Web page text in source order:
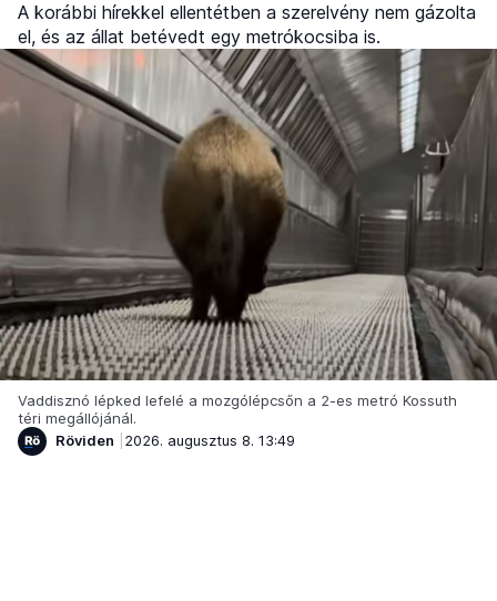
A korábbi hírekkel ellentétben a szerelvény nem gázolta
el, és az állat betévedt egy metrókocsiba is.
Vaddisznó lépked lefelé a mozgólépcsőn a 2-es metró Kossuth
téri megállójánál.
Röviden
2026. augusztus 8. 13:49